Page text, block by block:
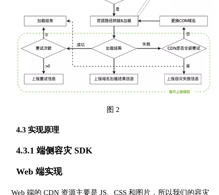
图 2
4.3 实现原理
4.3.1 端侧容灾 SDK
Web 端实现
Web 端的 CDN 资源主要是 JS、CSS 和图片，所以我们的容灾